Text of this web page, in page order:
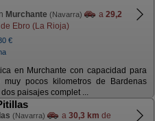
Murchante (Navarra) a 29,2
Ebro (La Rioja)
€
en Murchante con capacidad para
pocos kilometros de Bardenas
paisajes complet ...
(Navarra) a 30,3 km de